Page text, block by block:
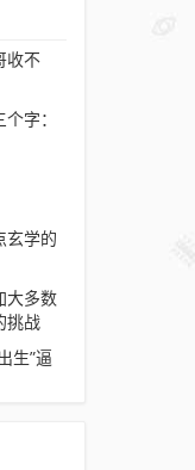
收不
字：
玄学的
大多数
挑战
生”逼